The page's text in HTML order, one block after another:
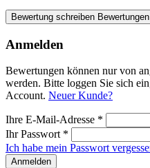
Bewertung schreiben
Anmelden
Bewertungen können nur von
werden. Bitte loggen Sie sich
Account. Neuer Kunde?
Ihre E-Mail-Adresse *
Ihr Passwort *
Ich habe mein Passwort
Anmelden